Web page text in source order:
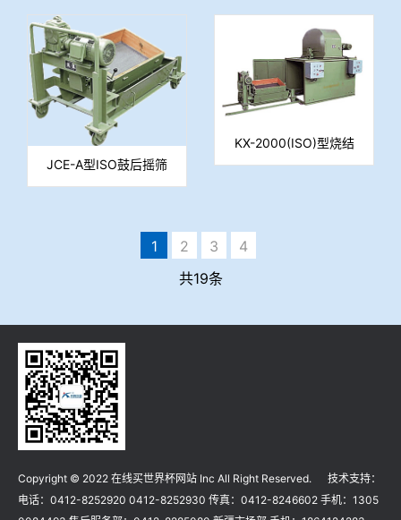
JCE-A型ISO鼓后摇筛
KX-2000(ISO)型烧结
矿和球团矿强度测定转
1 2 3
4
共19条
Copyright © 2022 在线买世界杯网站 Inc All Right Reserved. 技术支持：
电话：0412-8252920 0412-8252930 传真：0412-8246602 手机：1305